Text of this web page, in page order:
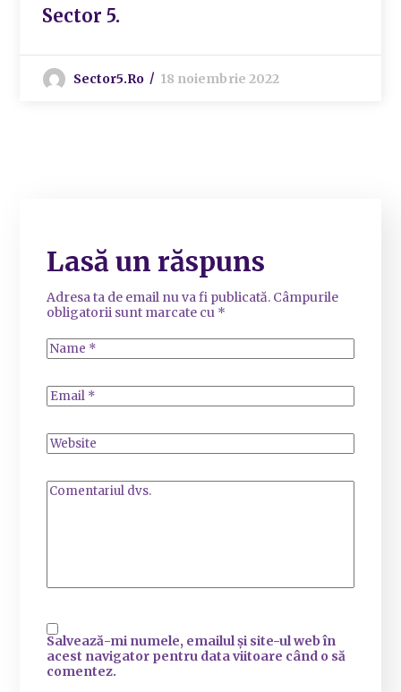
Sector 5.
Sector5.ro 18 noiembrie 2022
Lasă un răspuns
Adresa ta de email nu va fi publicată. Câmpurile
obligatorii sunt marcate cu *
Salvează-mi numele, emailul și site-ul web în
acest navigator pentru data viitoare când o să
comentez.